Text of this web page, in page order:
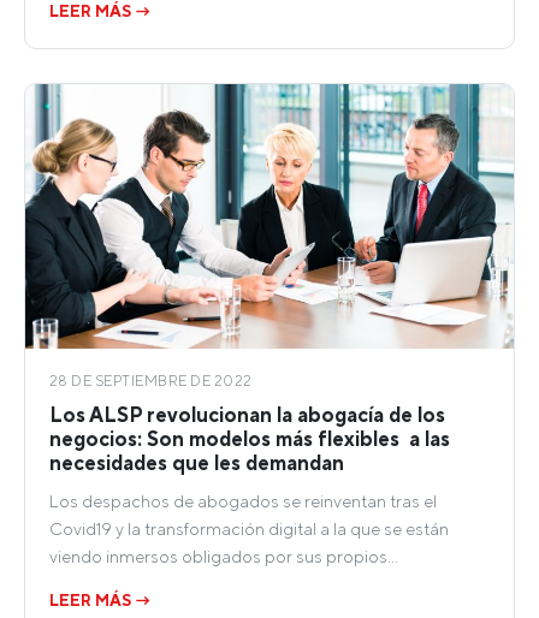
LEER MÁS →
28 DE SEPTIEMBRE DE 2022
Los ALSP revolucionan la abogacía de los
negocios: Son modelos más flexibles a las
necesidades que les demandan
Los despachos de abogados se reinventan tras el
Covid19 y la transformación digital a la que se están
viendo inmersos obligados por sus propios…
LEER MÁS →